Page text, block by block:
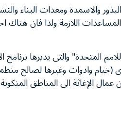
والاسمدة ومعدات البناء
اللازمة ولذا فان هناك
(خيام وادوات وغيرها لصالح
الف راكب منهم آلاف من عمال الإغاثة الى